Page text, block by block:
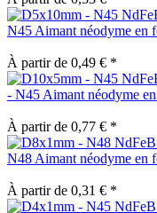
N45 Aimant néodyme en
À partir de 0,49 € *
- N45 Aimant néodyme
À partir de 0,77 € *
N48 Aimant néodyme en
À partir de 0,31 € *